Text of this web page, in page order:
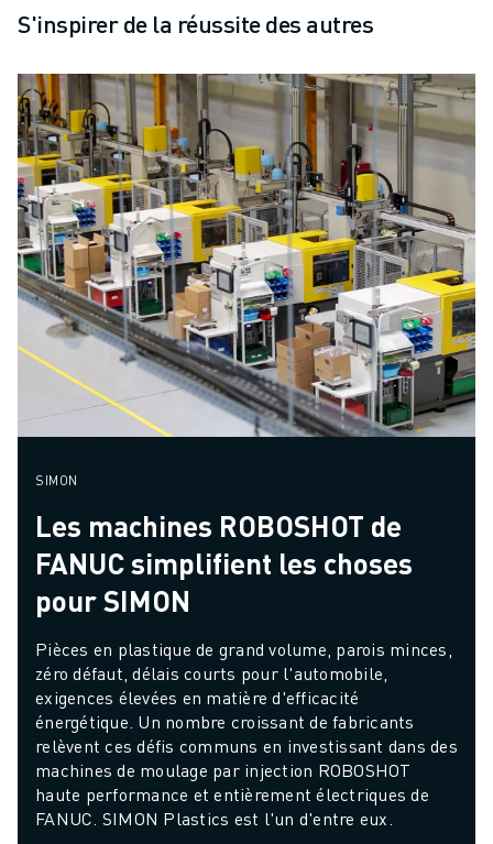
S'inspirer de la réussite des autres
SIMON
Les machines ROBOSHOT de
FANUC simplifient les choses
pour SIMON
Pièces en plastique de grand volume, parois minces,
zéro défaut, délais courts pour l'automobile,
exigences élevées en matière d'efficacité
énergétique. Un nombre croissant de fabricants
relèvent ces défis communs en investissant dans des
machines de moulage par injection ROBOSHOT
haute performance et entièrement électriques de
FANUC. SIMON Plastics est l'un d'entre eux.